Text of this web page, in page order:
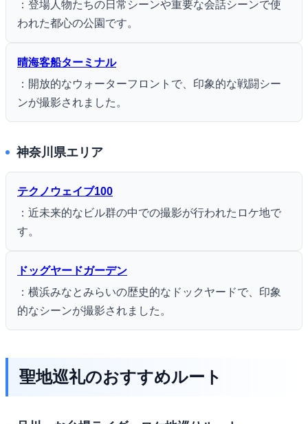
：登場人物たちの日常シーンや重要な会話シーンで使
われた都心の公園です。
晴海客船ターミナル
：開放的なウォーターフロントで、印象的な戦闘シー
ンが撮影されました。
神奈川県エリア
テクノウェイブ100
：近未来的なビル群の中での撮影が行われたロケ地で
す。
ドッグヤードガーデン
：横浜みなとみらいの歴史的なドックヤードで、印象
的なシーンが撮影されました。
聖地巡礼のおすすめルート